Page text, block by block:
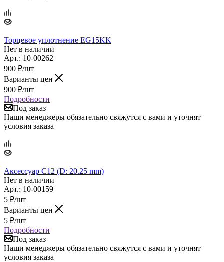
Торцевое уплотнение EG15KK
Нет в наличии
Арт.: 10-00262
900 ₽/шт
Варианты цен
900 ₽/шт
Подробности
Под заказ
Наши менеджеры обязательно свяжутся с вами и уточнят
условия заказа
Аксессуар C12 (D: 20.25 mm)
Нет в наличии
Арт.: 10-00159
5 ₽/шт
Варианты цен
5 ₽/шт
Подробности
Под заказ
Наши менеджеры обязательно свяжутся с вами и уточнят
условия заказа